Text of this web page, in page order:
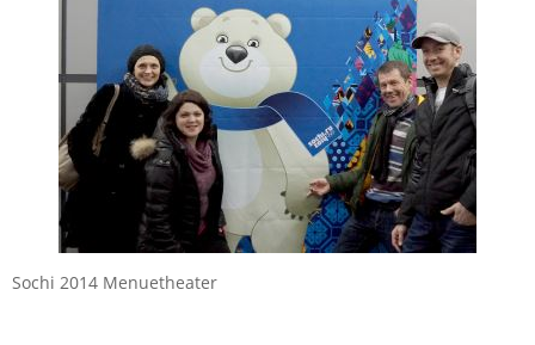
Sochi 2014 Menuetheater